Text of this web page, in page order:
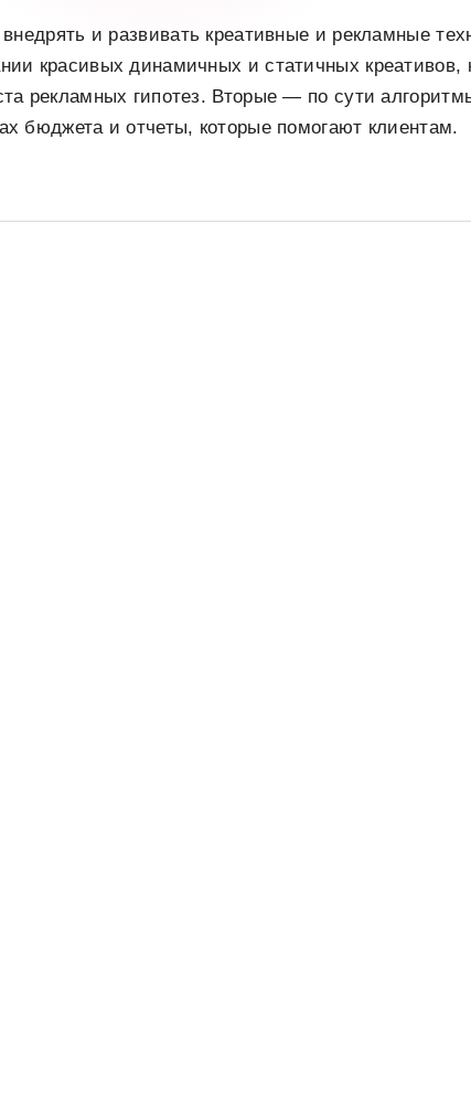
и развивать креативные и рекламные
красивых динамичных и статичных
рекламных гипотез. Вторые — по сути
бюджета и отчеты, которые помогают клиентам.